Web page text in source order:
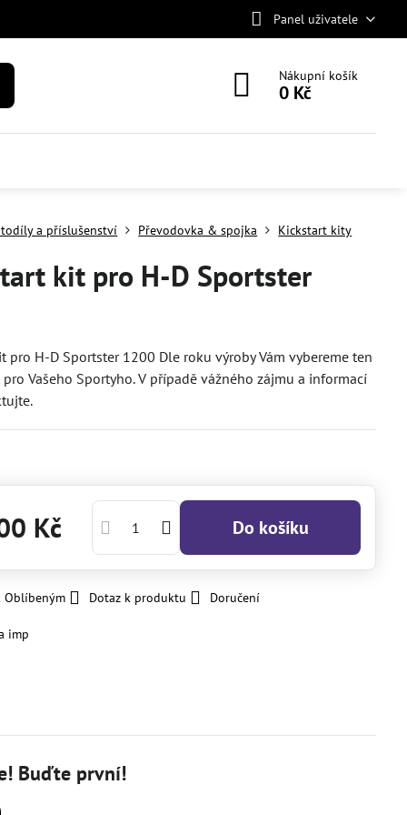
Panel uživatele
Nákupní košík
0 Kč
a příslušenství Převodovka & spojka Kickstart kity
kit pro H-D Sportster
pro H-D Sportster 1200 Dle roku výroby Vám vybereme ten
Vašeho Sportyho. V případě vážného zájmu a informací
Kč Do košíku
Oblíbeným Dotaz k produktu Doručení
imp
Buďte první!